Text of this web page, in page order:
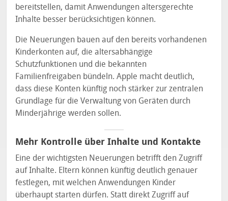
bereitstellen, damit Anwendungen altersgerechte
Inhalte besser berücksichtigen können.
Die Neuerungen bauen auf den bereits vorhandenen
Kinderkonten auf, die altersabhängige
Schutzfunktionen und die bekannten
Familienfreigaben bündeln. Apple macht deutlich,
dass diese Konten künftig noch stärker zur zentralen
Grundlage für die Verwaltung von Geräten durch
Minderjährige werden sollen.
Mehr Kontrolle über Inhalte und Kontakte
Eine der wichtigsten Neuerungen betrifft den Zugriff
auf Inhalte. Eltern können künftig deutlich genauer
festlegen, mit welchen Anwendungen Kinder
überhaupt starten dürfen. Statt direkt Zugriff auf